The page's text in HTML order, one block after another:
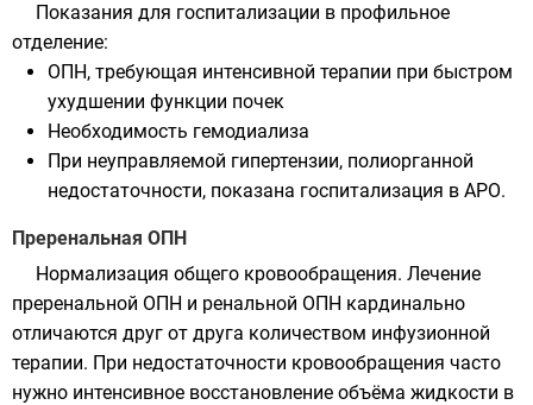
Показания для госпитализации в профильное
отделение:
ОПН, требующая интенсивной терапии при быстром
ухудшении функции почек
Необходимость гемодиализа
При неуправляемой гипертензии, полиорганной
недостаточности, показана госпитализация в АРО.
Преренальная ОПН
Нормализация общего кровообращения. Лечение
преренальной ОПН и ренальной ОПН кардинально
отличаются друг от друга количеством инфузионной
терапии. При недостаточности кровообращения часто
нужно интенсивное восстановление объёма жидкости в